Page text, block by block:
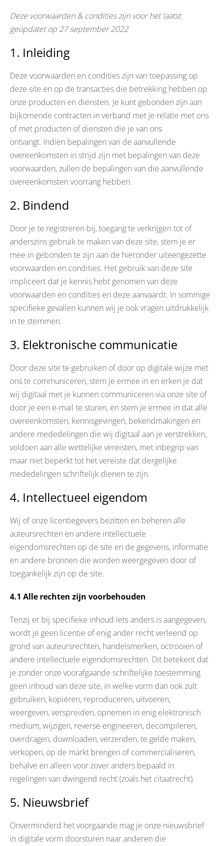
Deze voorwaarden & condities zijn voor het laatst
geüpdatet op 27 september 2022
1. Inleiding
Deze voorwaarden en condities zijn van toepassing op
deze site en op de transacties die betrekking hebben op
onze producten en diensten. Je kunt gebonden zijn aan
bijkomende contracten in verband met je relatie met ons
of met producten of diensten die je van ons
ontvangt. Indien bepalingen van de aanvullende
overeenkomsten in strijd zijn met bepalingen van deze
voorwaarden, zullen de bepalingen van die aanvullende
overeenkomsten voorrang hebben.
2. Bindend
Door je te registreren bij, toegang te verkrijgen tot of
anderszins gebruik te maken van deze site, stem je er
mee in gebonden te zijn aan de hieronder uiteengezette
voorwaarden en condities. Het gebruik van deze site
impliceert dat je kennis hebt genomen van deze
voorwaarden en condities en deze aanvaardt. In sommige
specifieke gevallen kunnen wij je ook vragen uitdrukkelijk
in te stemmen.
3. Elektronische communicatie
Door deze site te gebruiken of door op digitale wijze met
ons te communiceren, stem je ermee in en erken je dat
wij digitaal met je kunnen communiceren via onze site of
door je een e-mail te sturen, en stem je ermee in dat alle
overeenkomsten, kennisgevingen, bekendmakingen en
andere mededelingen die wij digitaal aan je verstrekken,
voldoen aan alle wettelijke vereisten, met inbegrip van
maar niet beperkt tot het vereiste dat dergelijke
mededelingen schriftelijk dienen te zijn.
4. Intellectueel eigendom
Wij of onze licentiegevers bezitten en beheren alle
auteursrechten en andere intellectuele
eigendomsrechten op de site en de gegevens, informatie
en andere bronnen die worden weergegeven door of
toegankelijk zijn op de site.
4.1 Alle rechten zijn voorbehouden
Tenzij er bij specifieke inhoud iets anders is aangegeven,
wordt je geen licentie of enig ander recht verleend op
grond van auteursrechten, handelsmerken, octrooien of
andere intellectuele eigendomsrechten. Dit betekent dat
je zonder onze voorafgaande schriftelijke toestemming
geen inhoud van deze site, in welke vorm dan ook zult
gebruiken, kopiëren, reproduceren, uitvoeren,
weergeven, verspreiden, opnemen in enig elektronisch
medium, wijzigen, reverse-engineeren, decompileren,
overdragen, downloaden, verzenden, te gelde maken,
verkopen, op de markt brengen of commercialiseren,
behalve en alleen voor zover anders bepaald in
regelingen van dwingend recht (zoals het citaatrecht).
5. Nieuwsbrief
Onverminderd het voorgaande mag je onze nieuwsbrief
in digitale vorm doorsturen naar anderen die